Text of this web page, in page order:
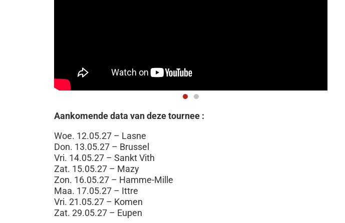
Aankomende data van deze tournee :
Woe. 12.05.27 – Lasne
Don. 13.05.27 – Brussel
Vri. 14.05.27 – Sankt Vith
Zat. 15.05.27 – Mazy
Zon. 16.05.27 – Hamme-Mille
Maa. 17.05.27 – Ittre
Vri. 21.05.27 – Komen
Zat. 29.05.27 – Eupen